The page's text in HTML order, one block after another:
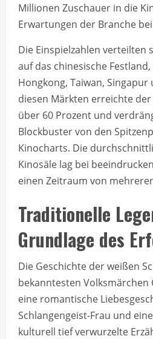
Millionen Zuschauer in die
Erwartungen der Branche
Die Einspielzahlen verteilten
auf das chinesische
Hongkong, Taiwan, Singapur
diesen Märkten erreichte
über 60 Prozent und
Blockbuster von den
Kinocharts. Die
Kinosäle lag bei
einen Zeitraum von
Traditionelle
Grundlage des
Die Geschichte der weißen
bekanntesten Volksmärchen
eine romantische
Schlangengeist-Frau und
kulturell tief verwurzelte